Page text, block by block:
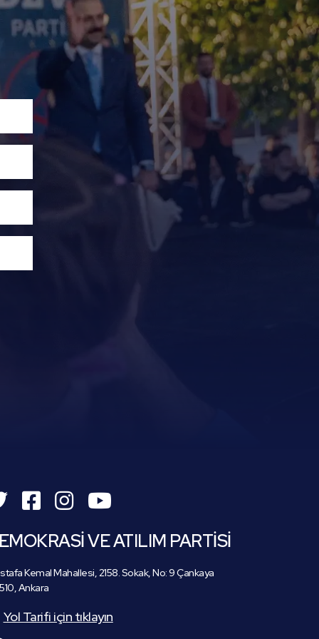
VE ATILIM PARTİSİ
Kemal Mahallesi, 2158. Sokak, No: 9 Çankaya
Ankara
Yol Tarifi için tıklayın